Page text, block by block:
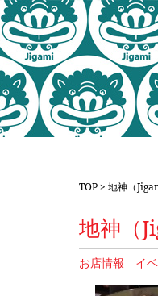
TOP> 地神（
地神（
お店情報 イ